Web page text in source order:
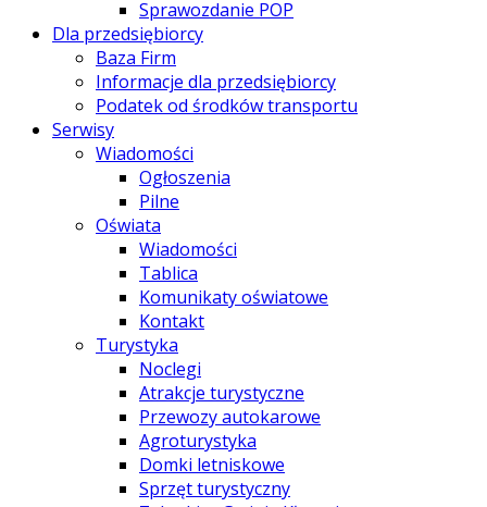
Sprawozdanie POP
Dla przedsiębiorcy
Baza Firm
Informacje dla przedsiębiorcy
Podatek od środków transportu
Serwisy
Wiadomości
Ogłoszenia
Pilne
Oświata
Wiadomości
Tablica
Komunikaty oświatowe
Kontakt
Turystyka
Noclegi
Atrakcje turystyczne
Przewozy autokarowe
Agroturystyka
Domki letniskowe
Sprzęt turystyczny